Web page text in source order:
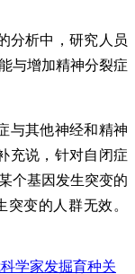
分析中，研究人员
与增加精神分裂症
与其他神经和精神
充说，针对自闭症
个基因发生突变的
变的人群无效。
学家发掘育种关